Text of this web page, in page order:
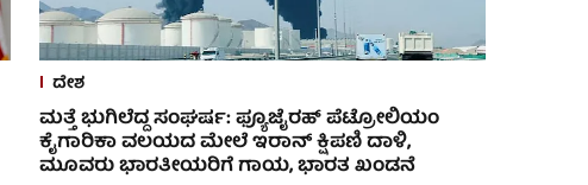
ದೇಶ
ಮತ್ತೆ ಭುಗಿಲೆದ್ದ ಸಂಘರ್ಷ: ಫ್ಯೂಜೈರಹ್ ಪೆಟ್ರೋಲಿಯಂ
ಕೈಗಾರಿಕಾ ವಲಯದ ಮೇಲೆ ಇರಾನ್ ಕ್ಷಿಪಣಿ ದಾಳಿ,
ಮೂವರು ಭಾರತೀಯರಿಗೆ ಗಾಯ, ಭಾರತ ಖಂಡನೆ